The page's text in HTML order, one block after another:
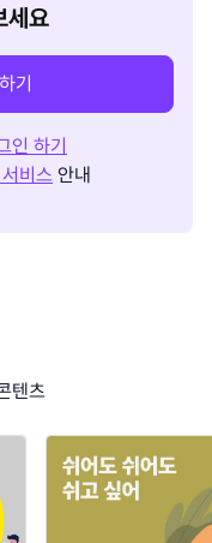
세요
기
인 하기
비스 안내
텐츠